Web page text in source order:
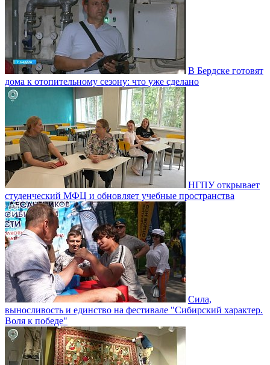
В Бердске готовят
дома к отопительному сезону: что уже сделано
НГПУ открывает
студенческий МФЦ и обновляет учебные пространства
Сила,
выносливость и единство на фестивале "Сибирский характер.
Воля к победе"